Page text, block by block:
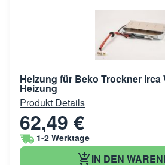
Heizung für Beko Trockner Irca
Heizung
Produkt Details
62,49 €
1-2 Werktage
IN DEN